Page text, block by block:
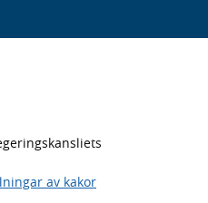
av kakor